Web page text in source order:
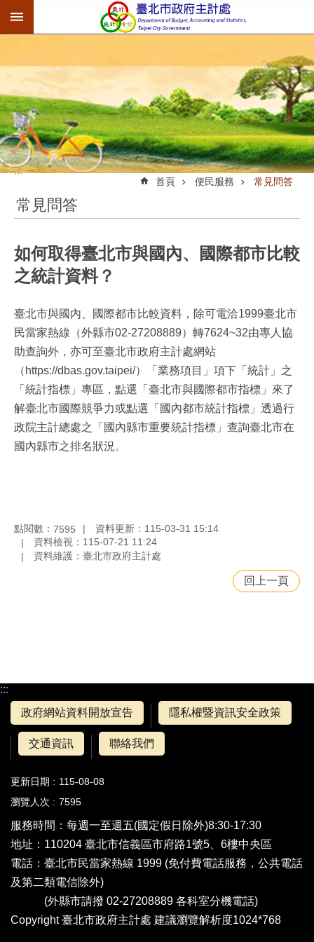
跳到主要內容區塊
:::
首頁 便民服務 常見問答
常見問答
如何取得臺北市與國內、國際都市比較
之統計資料？
臺北市與國內、國際都市比較資料，除可電洽1999臺北市
民當家熱線（外縣市02-27208889）轉7624~32由專人協
助查詢外，亦可至臺北市政府主計處網站
（https://dbas.gov.taipei/）「業務項目」項下「統計」之
「統計指標」專區，點選「臺北市與國際都市指標」來了
解臺北市國際競爭力或點選「國內都市統計指標」透過行
政院主計總處之「國內縣市重要統計指標」查詢臺北市在
國內縣市之排名狀況。
點閱數： 7595
資料更新：115-03-31 15:14
資料檢視：115-07-21 11:24
資料維護：臺北市政府主計處
回上一頁
:::
政府網站資料開放宣告
隱私權暨資訊安全政策
交通資訊 聯絡我們
更新日期
115-08-08
瀏覽人次
7595
服務時間：每週一至週五(國定假日除外)8:30-17:30
地址：110204 臺北市信義區市府路1號5、6樓中央區
電話： 臺北市民當家熱線 1999 (免付費電話服務，公共電話
及第二類電信除外)
(外縣市請撥 02-27208889 各科室分機電話)
Copyright 臺北市政府主計處 建議瀏覽解析度1024*768